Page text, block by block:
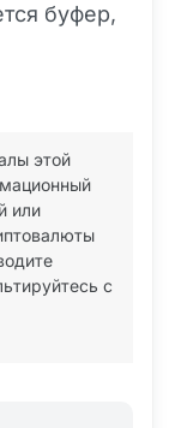
буфер,
этой
или
с